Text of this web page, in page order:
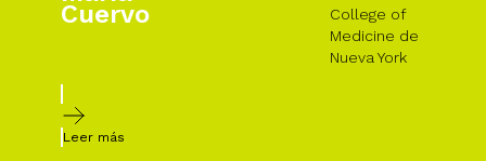
Cuervo
College of
Medicine de
Nueva York
Leer más